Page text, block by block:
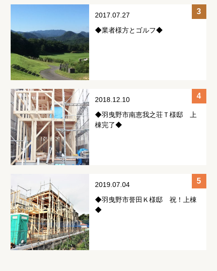
2017.07.27
◆業者様方とゴルフ◆
2018.12.10
◆羽曳野市南恵我之荘Ｔ様邸 上
棟完了◆
2019.07.04
◆羽曳野市誉田Ｋ様邸 祝！上棟
◆